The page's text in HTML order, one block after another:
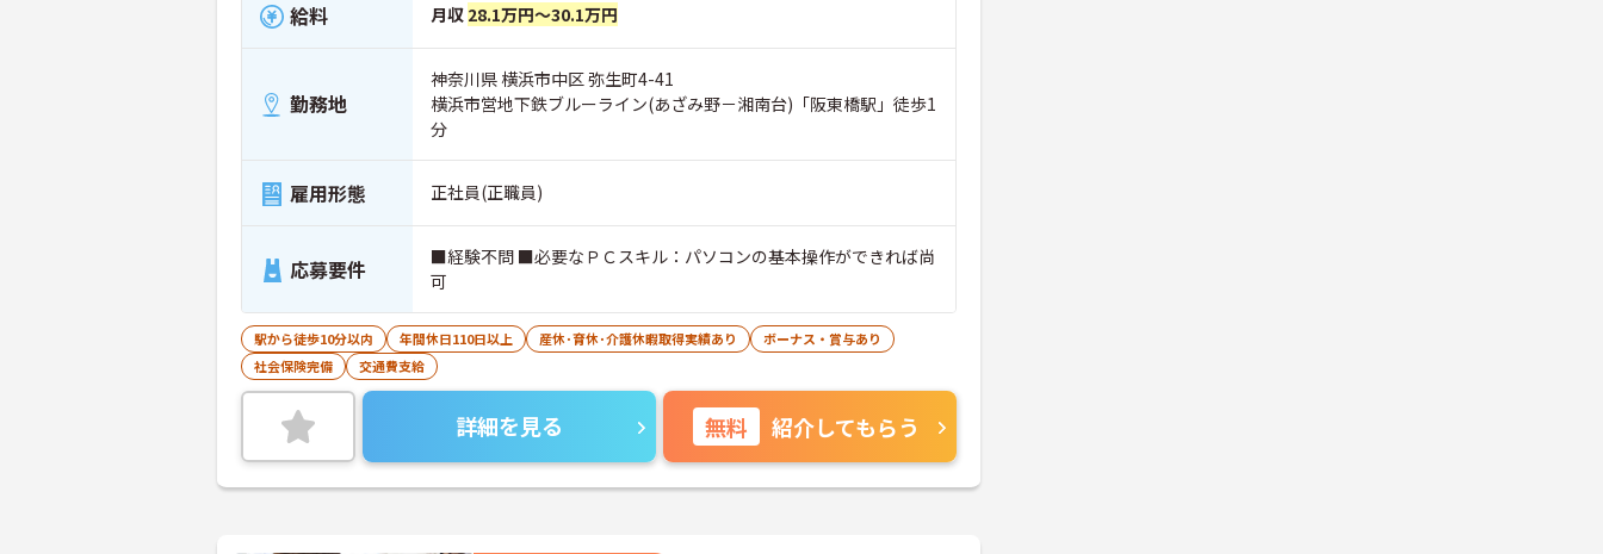
給料 月収 28.1万円～30.1万円
勤務地
神奈川県 横浜市中区 弥生町4-41
横浜市営地下鉄ブルーライン(あざみ野－湘南台)「阪東橋駅」徒歩1
分
雇用形態 正社員(正職員)
応募要件
■経験不問 ■必要なＰＣスキル：パソコンの基本操作ができれば尚
可
駅から徒歩10分以内 年間休日110日以上 産休･育休･介護休暇取得実績あり
ボーナス・賞与あり
社会保険完備
交通費支給
詳細を見る 無料 紹介してもらう